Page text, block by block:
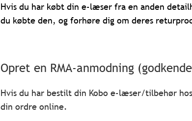
Hvis du har købt din e-læser fra en anden
du købte den, og forhøre dig om deres
Opret en RMA-anmodning
Hvis du har bestilt din Kobo e-læser/tilbehør
din ordre online.